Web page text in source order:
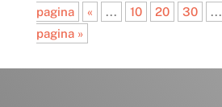
pagina
« ... 10 20 30 ...
pagina »